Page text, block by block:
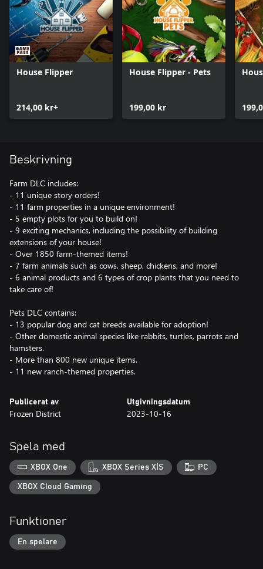
House Flipper
214,00 kr+
House Flipper - Pets
199,00 kr
Beskrivning
Farm DLC includes:
- 11 unique story orders!
- 11 farm properties in a unique environment!
- 5 empty plots for you to build on!
- 9 exciting mechanics, including the possibility of building
extensions of your house!
- Over 1850 farm-themed items!
- 7 farm animals such as cows, sheep, chickens, and more!
- 6 animal products and 6 types of crop plants that you need to
take care of!
Pets DLC contains:
- 13 popular dog and cat breeds available for adoption!
- Other domestic animal species like rabbits, turtles, parrots and
hamsters.
- More than 800 new unique items.
- 11 new ranch-themed properties.
Publicerat av
Frozen District
Utgivningsdatum
2023-10-16
Spela med
XBOX One XBOX Series X|S PC
XBOX Cloud Gaming
Funktioner
En spelare